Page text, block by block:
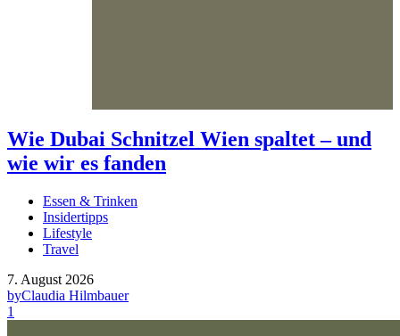
Wie Dubai Schnitzel Wien spaltet – und
wie wir es fanden
Essen & Trinken
Insidertipps
Lifestyle
Travel
7. August 2026
byClaudia Hilmbauer
1